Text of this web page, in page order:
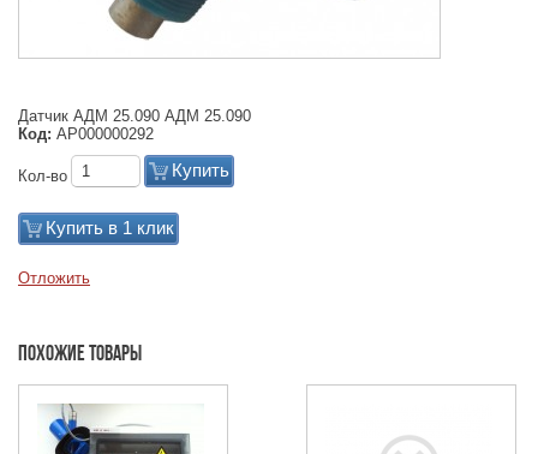
Датчик АДМ 25.090 АДМ 25.090
Код: АР000000292
Кол-во Купить
Купить в 1 клик
Отложить
Похожие товары